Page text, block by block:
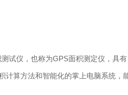
试仪，也称为GPS面积测定仪，具有
计算方法和智能化的掌上电脑系统，